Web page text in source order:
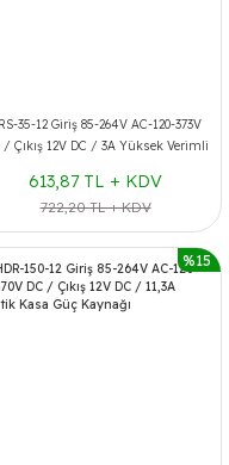
35-12 Giriş 85-264V AC-120-373V
/ Çıkış 12V DC / 3A Yüksek Verimli
613,87 TL + KDV
722,20 TL + KDV
%15